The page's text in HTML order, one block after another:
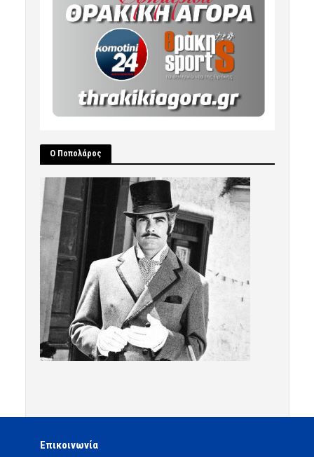
Ο Ποπολάρος
Επικοινωνία